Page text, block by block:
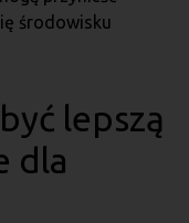
środowisku
lepszą
dla